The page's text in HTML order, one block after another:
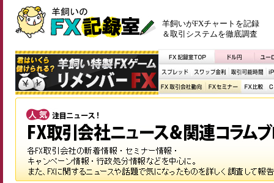
羊飼いがFXチャートを記録
＆取引システムを徹底調査